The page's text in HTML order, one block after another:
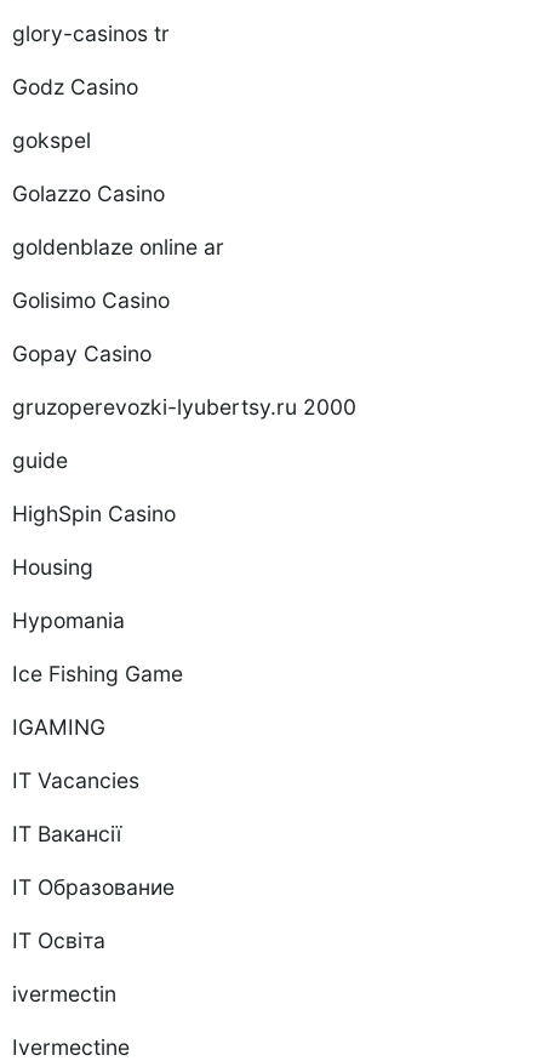
glory-casinos tr
Godz Casino
gokspel
Golazzo Casino
goldenblaze online ar
Golisimo Casino
Gopay Casino
gruzoperevozki-lyubertsy.ru 2000
guide
HighSpin Casino
Housing
Hypomania
Ice Fishing Game
IGAMING
IT Vacancies
IT Вакансії
IT Образование
IT Освіта
ivermectin
Ivermectine